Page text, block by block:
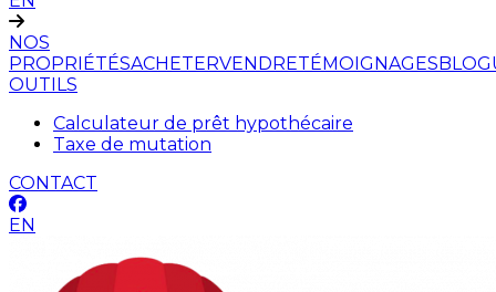
NOS
PROPRIÉTÉSACHETERVENDRETÉMOIGNAGES
OUTILS
Calculateur de prêt hypothécaire
Taxe de mutation
CONTACT
EN